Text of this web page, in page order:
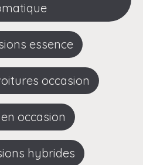
essence
occasion
en occasion
hybrides